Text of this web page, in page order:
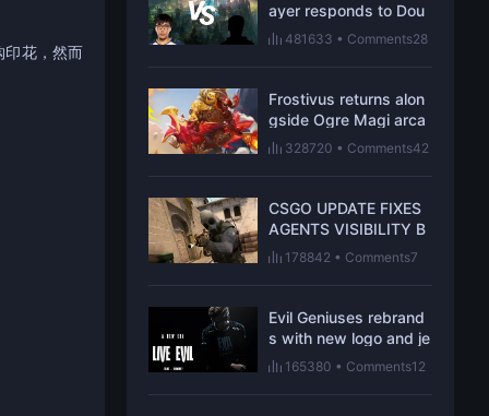
印花，然而
ayer responds to Dou
blelift’s skill ceiling co
481633 • Comments28
Frostivus returns alon
gside Ogre Magi arca
na in Dota 2 update
328720 • Comments42
CSGO UPDATE FIXES
AGENTS VISIBILITY B
ESIDES CHANGES TO
SS
178842 • Comments7
Evil Geniuses rebrand
s with new logo and je
rsey165380 • Comments12